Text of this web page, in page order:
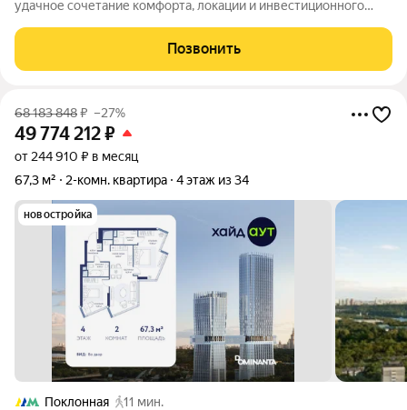
удачное сочетание комфорта, локации и инвестиционного
сразу после покупки и при этом сохранить высокий потенциал
Позвонить
68 183 848₽ –27%
49 774 212₽
от 244 910 ₽ в месяц
67,3 м²
2-комн. квартира 4 этаж из 34
новостройка
Поклонная
11 мин.